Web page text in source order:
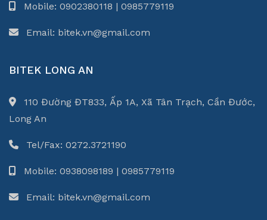
Mobile: 0902380118 | 0985779119
Email: bitek.vn@gmail.com
BITEK LONG AN
110 Đường ĐT833, Ấp 1A, Xã Tân Trạch, Cần Đước,
Long An
Tel/Fax: 0272.3721190
Mobile: 0938098189 | 0985779119
Email: bitek.vn@gmail.com